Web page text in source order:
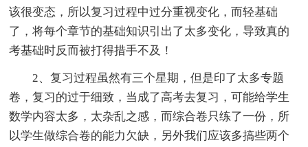
该很变态，所以复习过程中过分重视变化，而轻基础
了，将每个章节的基础知识引出了太多变化，导致真的
考基础时反而被打得措手不及！
2、复习过程虽然有三个星期，但是印了太多专题
卷，复习的过于细致，当成了高考去复习，可能给学生
数学内容太多，太杂乱之感，而综合卷只练了一份，所
以学生做综合卷的能力欠缺，另外我们应该多搞些两个